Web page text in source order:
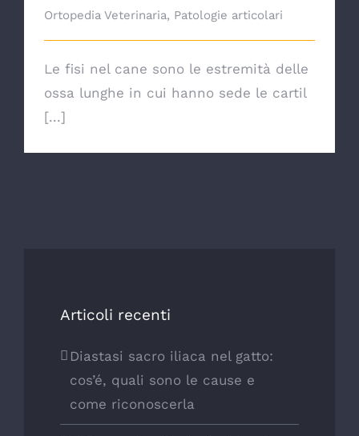
Ortopedia Veterinaria, Patologie articolari
Le fisi nel cane sono le estremità delle
ossa lunghe in cui hanno sede le cartil
[...]
Articoli recenti
Diastasi sacro iliaca nel gatto:
cos’é, quali sono le cause e
come riconoscerla